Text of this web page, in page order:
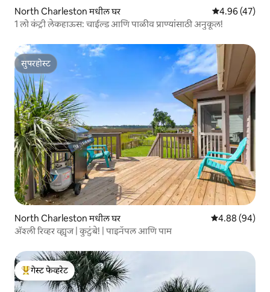
North Charleston मधील घर 5 पैकी 4.96
4.96 (47)
1 लो कंट्री लेकहाऊस: चाईल्ड आणि पाळीव प्राण्यांसाठी अनुकूल!
सुपरहोस्ट
सुपरहोस्ट
North Charleston मधील घर 5 पैकी 4.88
4.88 (94)
ॲश्ली रिव्हर व्ह्यूज | कुटुंबे! | पाइनॅपल आणि पाम
टॉप गेस्ट फेव्हरेट
गेस्ट फेव्हरेट